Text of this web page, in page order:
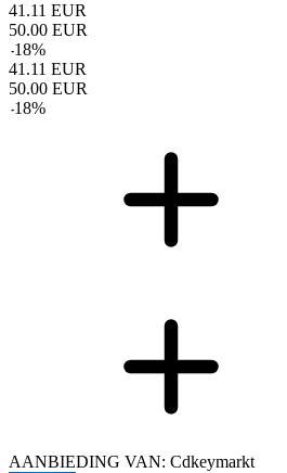
41.11 EUR
50.00 EUR
-18%
41.11 EUR
50.00 EUR
-18%
AANBIEDING VAN: Cdkeymarkt